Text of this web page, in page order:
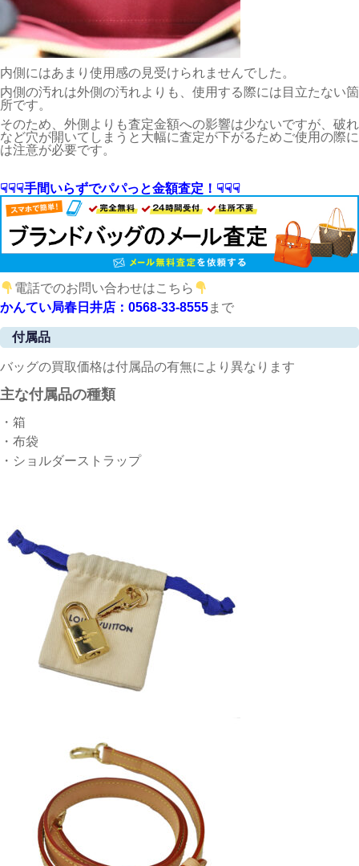
内側にはあまり使用感の見受けられませんでした。
内側の汚れは外側の汚れよりも、使用する際には目立たない箇
所です。
そのため、外側よりも査定金額への影響は少ないですが、破れ
など穴が開いてしまうと大幅に査定が下がるためご使用の際に
は注意が必要です。
☟☟☟手間いらずでパパっと金額査定！☟☟☟
電話でのお問い合わせはこちら
かんてい局春日井店：0568-33-8555まで
付属品
バッグの買取価格は付属品の有無により異なります
主な付属品の種類
・箱
・布袋
・ショルダーストラップ